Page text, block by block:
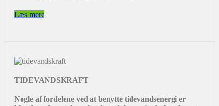
Læs mere
TIDEVANDSKRAFT
Nogle af fordelene ved at benytte tidevandsenergi er